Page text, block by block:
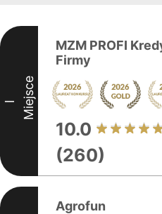
I Miejsce
MZM PROFI
Firmy
10.0
(260)
Agrofun